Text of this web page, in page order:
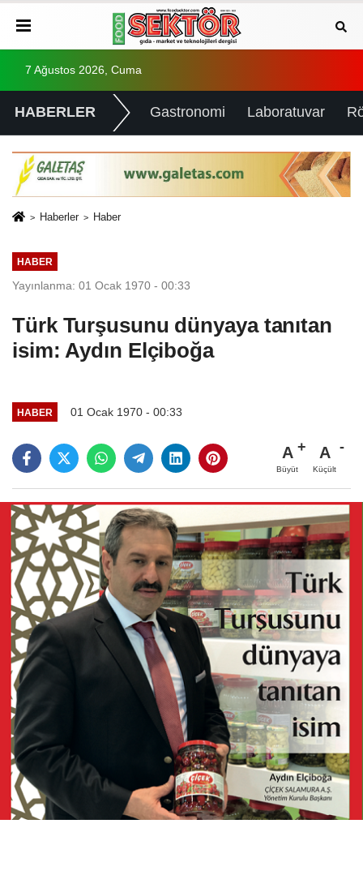
7 Ağustos 2026, Cuma
HABERLER Gastronomi Laboratuvar
Haberler Haber
HABER
Yayınlanma: 01 Ocak 1970 - 00:33
Türk Turşusunu dünyaya tanıtan
isim: Aydın Elçiboğa
HABER 01 Ocak 1970 - 00:33
A
Büyüt
A
Küçült